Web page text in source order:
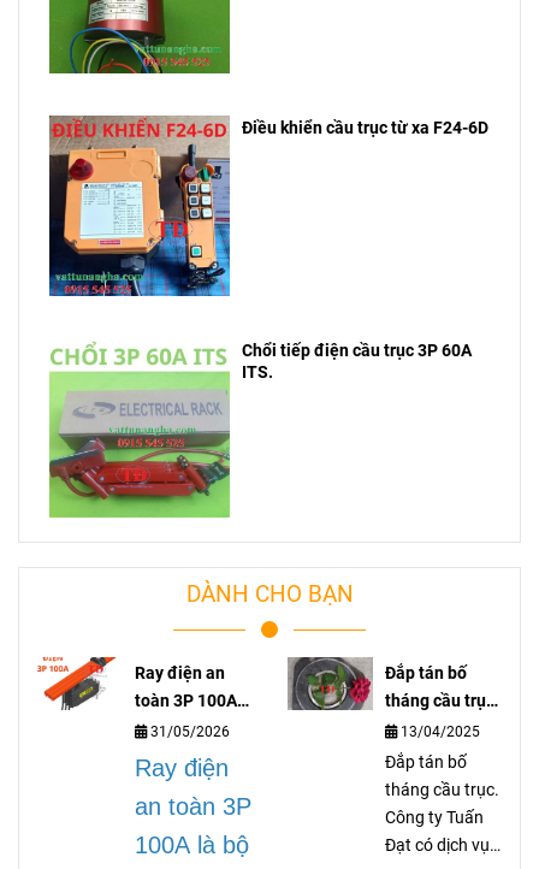
Điều khiển cầu trục từ xa F24-6D
Chổi tiếp điện cầu trục 3P 60A
ITS.
DÀNH CHO BẠN
Ray điện an
toàn 3P 100A
lá gì?
31/05/2026
Ray điện
an toàn 3P
100A là bộ
Đắp tán bố
tháng cầu trục
là gì?
13/04/2025
Đắp tán bố
tháng cầu trục.
Công ty Tuấn
Đạt có dịch vụ